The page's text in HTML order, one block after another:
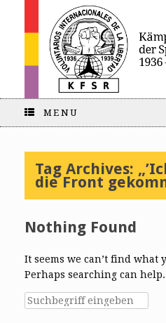
MENU
Tag Archives:
die Front
Nothing Found
It seems we can’t find what
Perhaps searching can help.